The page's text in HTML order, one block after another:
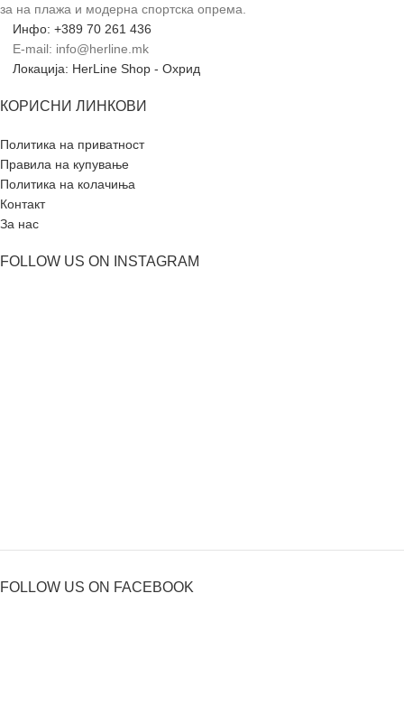
за на плажа и модерна спортска опрема.
Инфо: +389 70 261 436
E-mail: info@herline.mk
Локација: HerLine Shop - Охрид
КОРИСНИ ЛИНКОВИ
Политика на приватност
Правила на купување
Политика на колачиња
Контакт
За нас
FOLLOW US ON INSTAGRAM
FOLLOW US ON FACEBOOK